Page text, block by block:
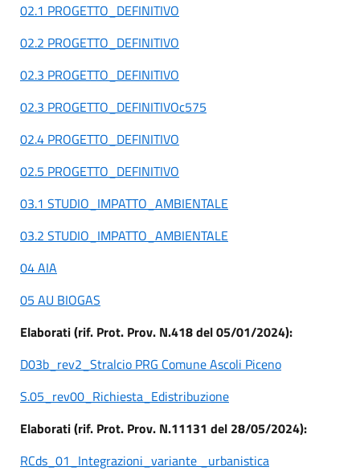
02.1 PROGETTO_DEFINITIVO
02.2 PROGETTO_DEFINITIVO
02.3 PROGETTO_DEFINITIVO
02.3 PROGETTO_DEFINITIVOc575
02.4 PROGETTO_DEFINITIVO
02.5 PROGETTO_DEFINITIVO
03.1 STUDIO_IMPATTO_AMBIENTALE
03.2 STUDIO_IMPATTO_AMBIENTALE
04 AIA
05 AU BIOGAS
Elaborati (rif. Prot. Prov. N.418 del 05/01/2024):
D03b_rev2_Stralcio PRG Comune Ascoli Piceno
S.05_rev00_Richiesta_Edistribuzione
Elaborati (rif. Prot. Prov. N.11131 del 28/05/2024):
RCds_01_Integrazioni_variante _urbanistica